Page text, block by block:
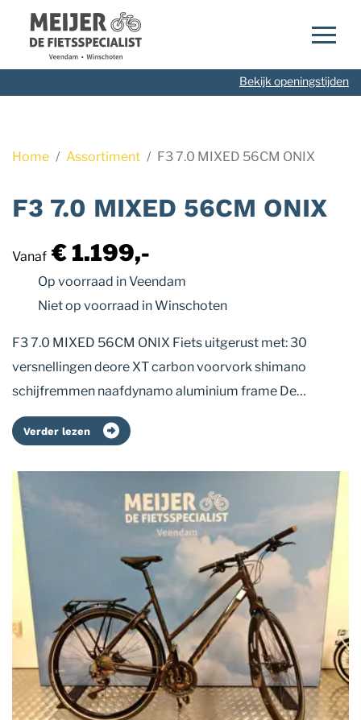
Navigatie
Bekijk openingstijden
Home Assortiment F3 7.0 MIXED 56CM ONIX
F3 7.0 MIXED 56CM ONIX
Vanaf € 1.199,-
Op voorraad in Veendam
Niet op voorraad in Winschoten
F3 7.0 MIXED 56CM ONIX Fiets uitgerust met: 30
versnellingen deore XT carbon voorvork shimano
schijfremmen naafdynamo aluminium frame De…
Verder lezen